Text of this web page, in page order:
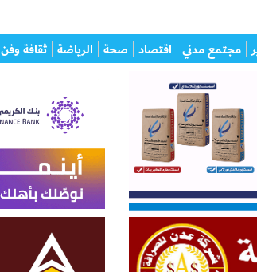
مجتمع مدني اقتصاد صحة الرياضة ثقافة وفن